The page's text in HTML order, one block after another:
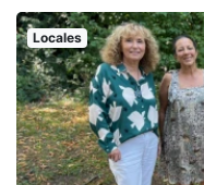
Locales